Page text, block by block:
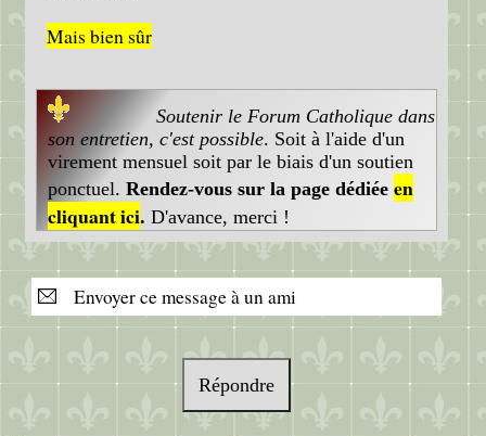
Mais bien sûr
Soutenir le Forum Catholique dans
son entretien, c'est possible. Soit à l'aide d'un
virement mensuel soit par le biais d'un soutien
ponctuel. Rendez-vous sur la page dédiée en
cliquant ici. D'avance, merci !
Envoyer ce message à un ami
Répondre